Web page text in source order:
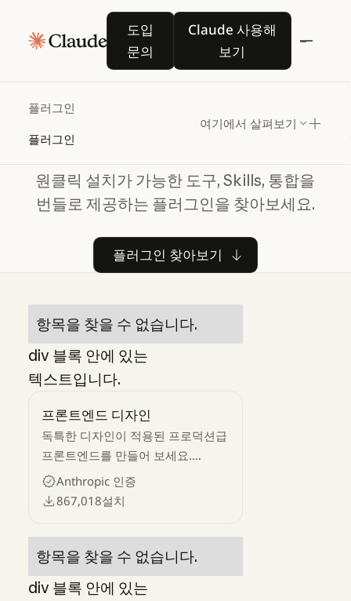
도입
문의
도입 문의
Claude 사용해
보기
Claude 사용해 보기
플러그인
플러그인
여기에서 살펴보기
Claude에새로운기능
추가
원클릭 설치가 가능한 도구, Skills, 통합을
번들로 제공하는 플러그인을 찾아보세요.
플러그인 찾아보기
플러그인 찾아보기
항목을 찾을 수 없습니다.
div 블록 안에 있는
텍스트입니다.
프론트엔드 디자인
독특한 디자인이 적용된 프로덕션급
프론트엔드를 만들어 보세요.
일반적인 AI가 갖고 있는 특유의
정형성을 탈피한 정교한 코드를
Anthropic 인증
867,018설치
항목을 찾을 수 없습니다.
div 블록 안에 있는